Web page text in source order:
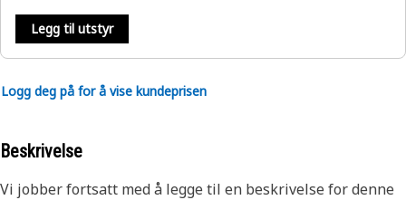
Legg til utstyr
Logg deg på for å vise kundeprisen
Beskrivelse
Vi jobber fortsatt med å legge til en beskrivelse for denne